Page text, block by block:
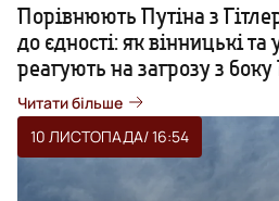
Порівнюють Путіна з
до єдності: як вінницькі та
реагують на загрозу з боку
Читати більше
10 ЛИСТОПАДА/ 16:54